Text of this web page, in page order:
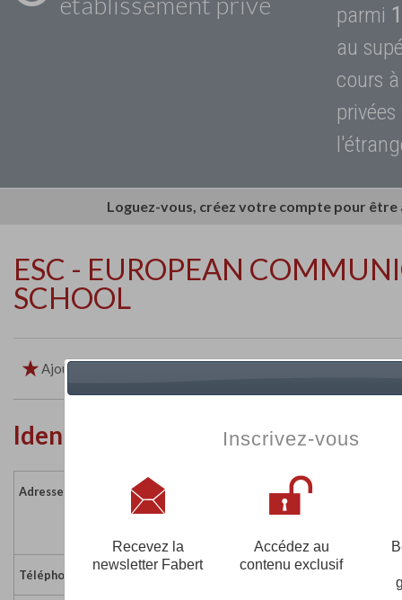
parmi
au
cours
Loguez-vous, créez votre compte pour
ESC - EUROPEAN
SCHOOL
Ajouter aux favoris
Identité de l'établissement
Adresse :
30 Avenue Jean Médecin
06000 NICE
Téléphone :
Inscrivez-vous
Recevez la
newsletter Fabert
Accédez au
contenu exclusif